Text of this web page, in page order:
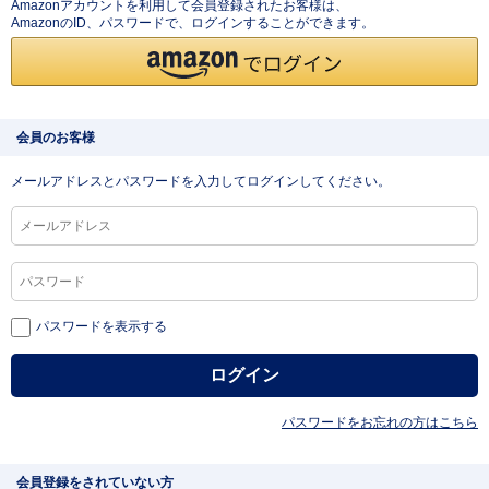
Amazonアカウントを利用して会員登録されたお客様は、
AmazonのID、パスワードで、ログインすることができます。
会員のお客様
メールアドレスとパスワードを入力してログインしてください。
パスワードを表示する
パスワードをお忘れの方はこちら
会員登録をされていない方